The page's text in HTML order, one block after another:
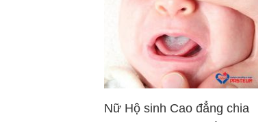
Nữ Hộ sinh Cao đẳng chia